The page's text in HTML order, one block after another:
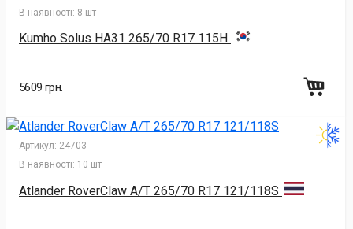
В наявності: 8 шт
Kumho Solus HA31 265/70 R17 115H
5609 грн.
Артикул: 24703
В наявності: 10 шт
Atlander RoverClaw A/T 265/70 R17 121/118S